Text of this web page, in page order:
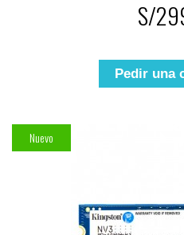
S/
Pedir una
Nuevo